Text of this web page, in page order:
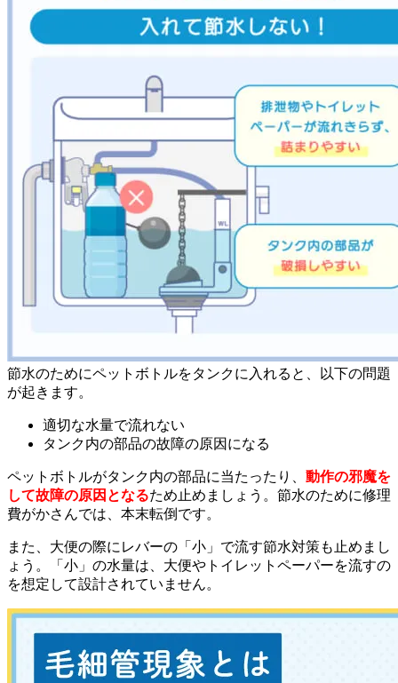
節水のためにペットボトルをタンクに入れると、以下の問題
が起きます。
適切な水量で流れない
タンク内の部品の故障の原因になる
ペットボトルがタンク内の部品に当たったり、 動作の邪魔を
して故障の原因となるため止めましょう。節水のために修理
費がかさんでは、本末転倒です。
また、大便の際にレバーの「小」で流す節水対策も止めまし
ょう。「小」の水量は、大便やトイレットペーパーを流すの
を想定して設計されていません。